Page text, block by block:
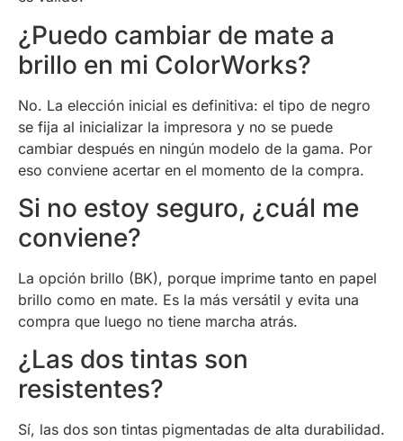
¿Puedo cambiar de mate a
brillo en mi ColorWorks?
No. La elección inicial es definitiva: el tipo de negro
se fija al inicializar la impresora y no se puede
cambiar después en ningún modelo de la gama. Por
eso conviene acertar en el momento de la compra.
Si no estoy seguro, ¿cuál me
conviene?
La opción brillo (BK), porque imprime tanto en papel
brillo como en mate. Es la más versátil y evita una
compra que luego no tiene marcha atrás.
¿Las dos tintas son
resistentes?
Sí, las dos son tintas pigmentadas de alta durabilidad.